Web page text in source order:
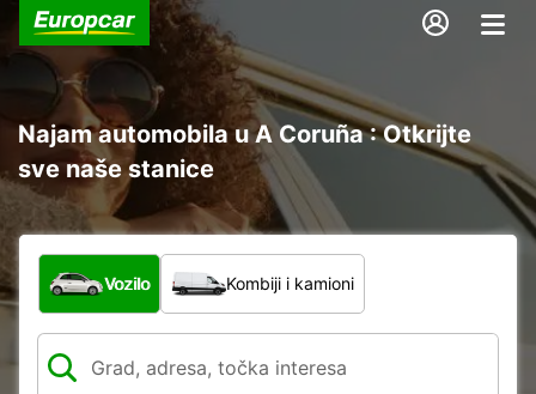
Najam automobila u A Coruña : Otkrijte
sve naše stanice
Koja vrsta vozila?
Vozilo Kombiji i kamioni